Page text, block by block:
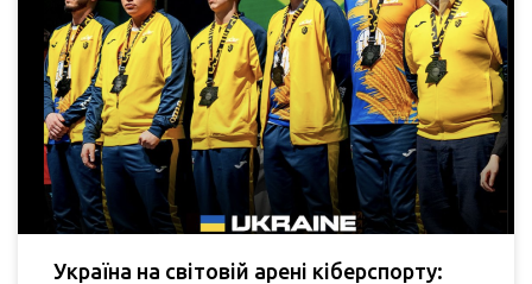
Україна на світовій арені кіберспорту: